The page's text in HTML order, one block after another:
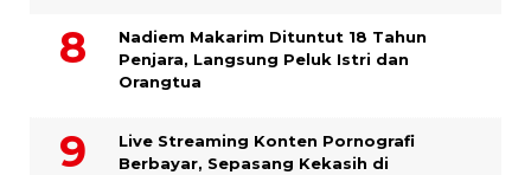
​Nadiem Makarim Dituntut 18 Tahun
Penjara, Langsung Peluk Istri dan
Orangtua
Live Streaming Konten Pornografi
Berbayar, Sepasang Kekasih di